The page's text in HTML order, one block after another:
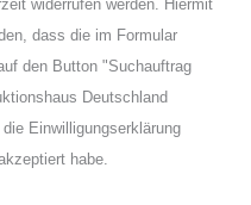
widerrufen werden. Hiermit
dass die im Formular
den Button "Suchauftrag
Deutschland
Einwilligungserklärung
habe.